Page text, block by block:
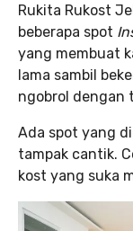
Rukita Rukost
beberapa spot
yang membuat
lama sambil
ngobrol dengan
Ada spot yang
tampak cantik.
kost yang suka